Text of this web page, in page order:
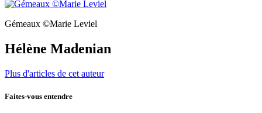
Gémeaux ©Marie Leviel
Hélène Madenian
Plus d'articles de cet auteur
Faites-vous entendre